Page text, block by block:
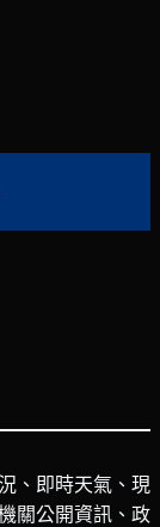
、即時天氣、現
關公開資訊、政